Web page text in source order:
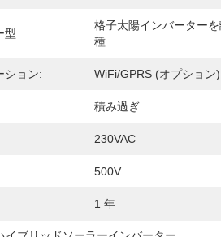
型:
格子太陽インバーター
種
ション: WiFi/GPRS (オプション)
積み過ぎ
230VAC
500V
1 年